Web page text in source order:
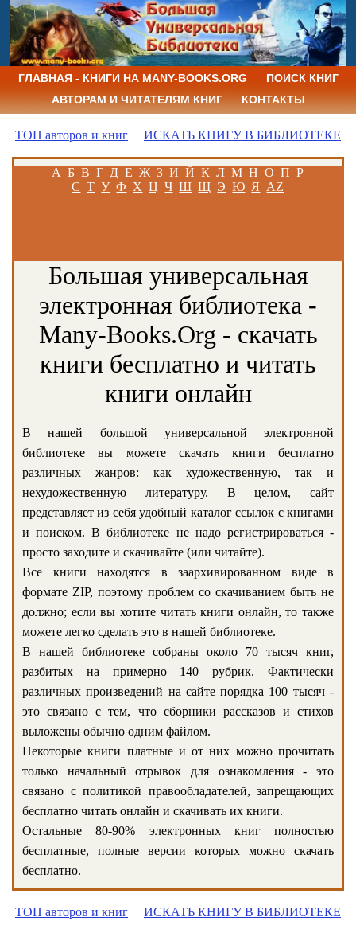
ГЛАВНАЯ - КНИГИ НА MANY-BOOKS.ORG
ПОИСК КНИГ
АВТОРАМ И ЧИТАТЕЛЯМ КНИГ
КОНТАКТЫ
ТОП авторов и книг ИСКАТЬ КНИГУ В БИБЛИОТЕКЕ
А Б В Г Д Е Ж З И Й К Л М Н О П Р
С Т У Ф Х Ц Ч Ш Щ Э Ю Я AZ
Большая универсальная
электронная библиотека -
Many-Books.Org - скачать
книги бесплатно и читать
книги онлайн
В нашей большой универсальной электронной
библиотеке вы можете скачать книги бесплатно
различных жанров: как художественную, так и
нехудожественную литературу. В целом, сайт
представляет из себя удобный каталог ссылок с книгами
и поиском. В библиотеке не надо регистрироваться -
просто заходите и скачивайте (или читайте).
Все книги находятся в заархивированном виде в
формате ZIP, поэтому проблем со скачиванием быть не
должно; если вы хотите читать книги онлайн, то также
можете легко сделать это в нашей библиотеке.
В нашей библиотеке собраны около 70 тысяч книг,
разбитых на примерно 140 рубрик. Фактически
различных произведений на сайте порядка 100 тысяч -
это связано с тем, что сборники рассказов и стихов
выложены обычно одним файлом.
Некоторые книги платные и от них можно прочитать
только начальный отрывок для ознакомления - это
связано с политикой правообладателей, запрещающих
бесплатно читать онлайн и скачивать их книги.
Остальные 80-90% электронных книг полностью
бесплатные, полные версии которых можно скачать
бесплатно.
ТОП авторов и книг ИСКАТЬ КНИГУ В БИБЛИОТЕКЕ